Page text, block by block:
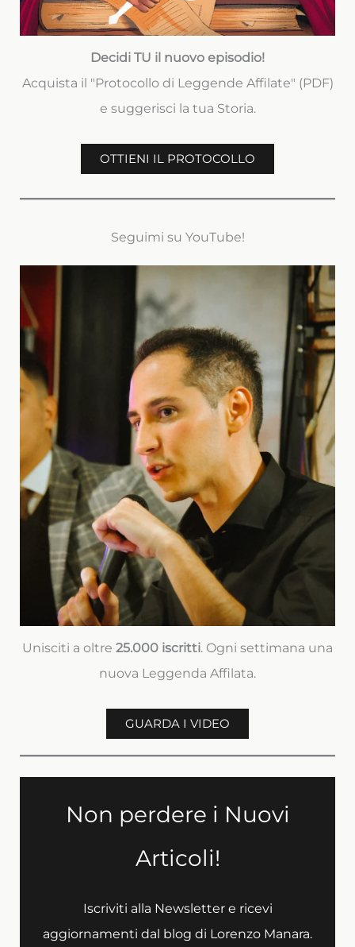
Decidi TU il nuovo episodio!
Acquista il "Protocollo di Leggende Affilate" (PDF)
e suggerisci la tua Storia.
OTTIENI IL PROTOCOLLO
Seguimi su YouTube!
Unisciti a oltre 25.000 iscritti. Ogni settimana una
nuova Leggenda Affilata.
GUARDA I VIDEO
Non perdere i Nuovi
Articoli!
Iscriviti alla Newsletter e ricevi
aggiornamenti dal blog di Lorenzo Manara.